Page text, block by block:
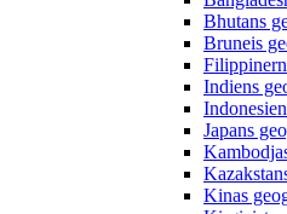
Bhutans
Bruneis
Indiens
Japans
Kinas